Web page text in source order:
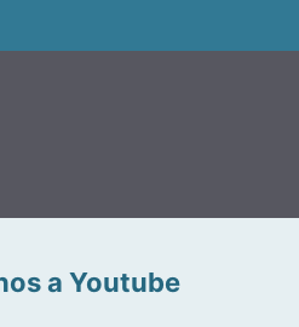
a Youtube